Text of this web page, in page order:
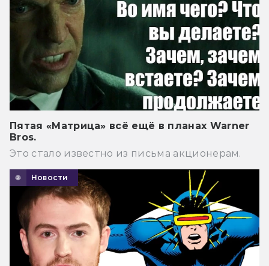
Пятая «Матрица» всё ещё в планах Warner
Bros.
Это стало известно из письма акционерам.
Новости